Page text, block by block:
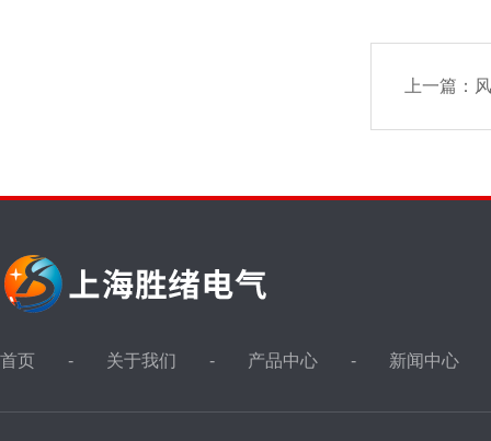
上一篇：
首页 关于我们 产品中心 新闻中心